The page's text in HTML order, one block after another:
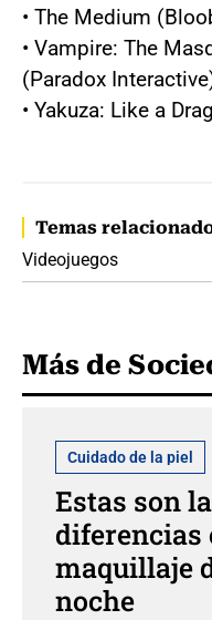
• The Medium
• Vampire: The
(Paradox
• Yakuza: Like a
Temas
Videojuegos
Más de
Cuidado de la piel
Estas son
diferencias
maquillaje
noche